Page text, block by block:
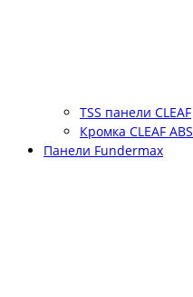
TSS панели CLEAF
Кромка CLEAF ABS
Панели Fundermax